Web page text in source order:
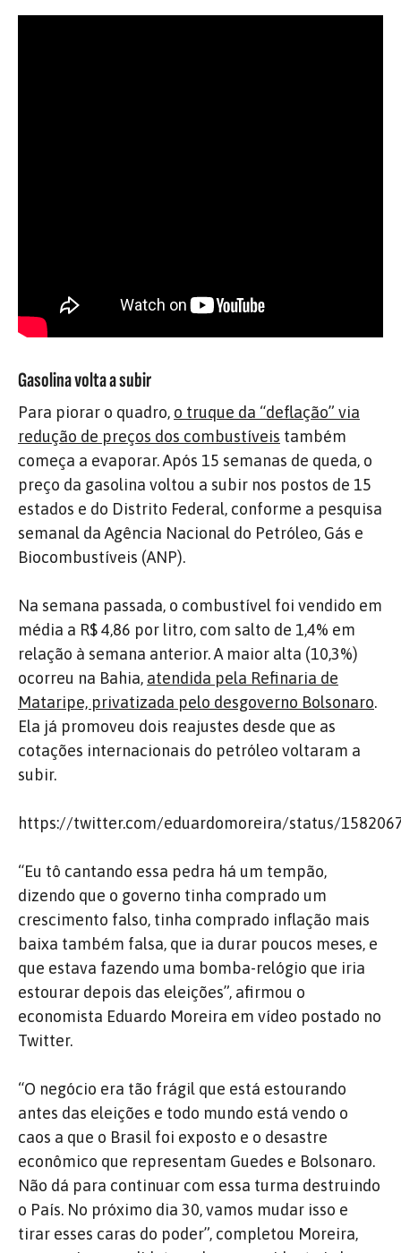
Gasolina volta a subir
Para piorar o quadro, o truque da “deflação” via
redução de preços dos combustíveis também
começa a evaporar. Após 15 semanas de queda, o
preço da gasolina voltou a subir nos postos de 15
estados e do Distrito Federal, conforme a pesquisa
semanal da Agência Nacional do Petróleo, Gás e
Biocombustíveis (ANP).
Na semana passada, o combustível foi vendido em
média a R$ 4,86 por litro, com salto de 1,4% em
relação à semana anterior. A maior alta (10,3%)
ocorreu na Bahia, atendida pela Refinaria de
Mataripe, privatizada pelo desgoverno Bolsonaro.
Ela já promoveu dois reajustes desde que as
cotações internacionais do petróleo voltaram a
subir.
https://twitter.com/eduardomoreira/status/
“Eu tô cantando essa pedra há um tempão,
dizendo que o governo tinha comprado um
crescimento falso, tinha comprado inflação mais
baixa também falsa, que ia durar poucos meses, e
que estava fazendo uma bomba-relógio que iria
estourar depois das eleições”, afirmou o
economista Eduardo Moreira em vídeo postado no
Twitter.
“O negócio era tão frágil que está estourando
antes das eleições e todo mundo está vendo o
caos a que o Brasil foi exposto e o desastre
econômico que representam Guedes e Bolsonaro.
Não dá para continuar com essa turma destruindo
o País. No próximo dia 30, vamos mudar isso e
tirar esses caras do poder”, completou Moreira,